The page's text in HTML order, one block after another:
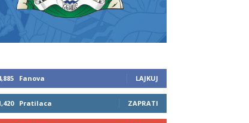
Fanova LAJKUJ
Pratilaca ZAPRATI